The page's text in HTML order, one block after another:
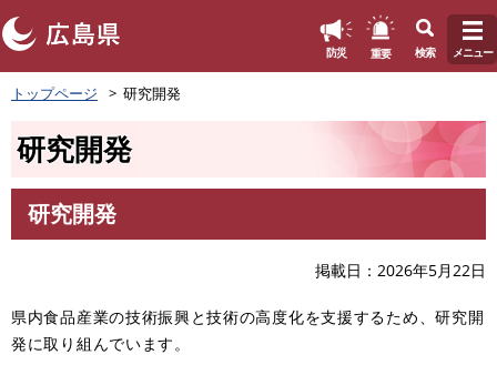
ペ
ー
頭
す
防災 重要 検索 メニュー
トップページ 研究開発
研究開発
文
研究開発
掲載日 2026年5月22日
県内食品産業の技術振興と技術の高度化を支援するため、研究開
発に取り組んでいます。